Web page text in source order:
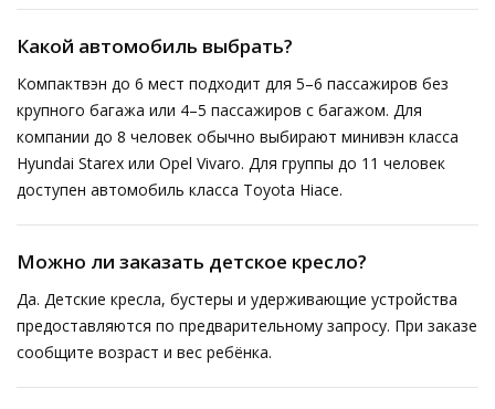
Какой автомобиль выбрать?
Компактвэн до 6 мест подходит для 5–6 пассажиров без
крупного багажа или 4–5 пассажиров с багажом. Для
компании до 8 человек обычно выбирают минивэн класса
Hyundai Starex или Opel Vivaro. Для группы до 11 человек
доступен автомобиль класса Toyota Hiace.
Можно ли заказать детское кресло?
Да. Детские кресла, бустеры и удерживающие устройства
предоставляются по предварительному запросу. При заказе
сообщите возраст и вес ребёнка.